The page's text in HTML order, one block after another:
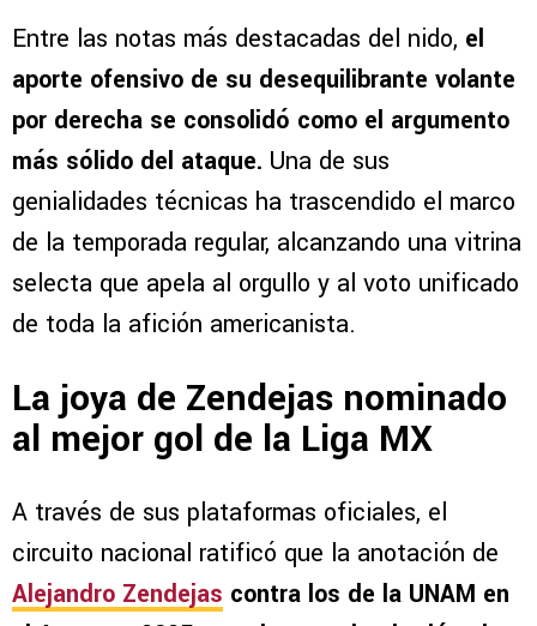
Entre las notas más destacadas del nido, el
aporte ofensivo de su desequilibrante volante
por derecha se consolidó como el argumento
más sólido del ataque. Una de sus
genialidades técnicas ha trascendido el marco
de la temporada regular, alcanzando una vitrina
selecta que apela al orgullo y al voto unificado
de toda la afición americanista.
La joya de Zendejas nominado
al mejor gol de la Liga MX
A través de sus plataformas oficiales, el
circuito nacional ratificó que la anotación de
Alejandro Zendejas contra los de la UNAM en